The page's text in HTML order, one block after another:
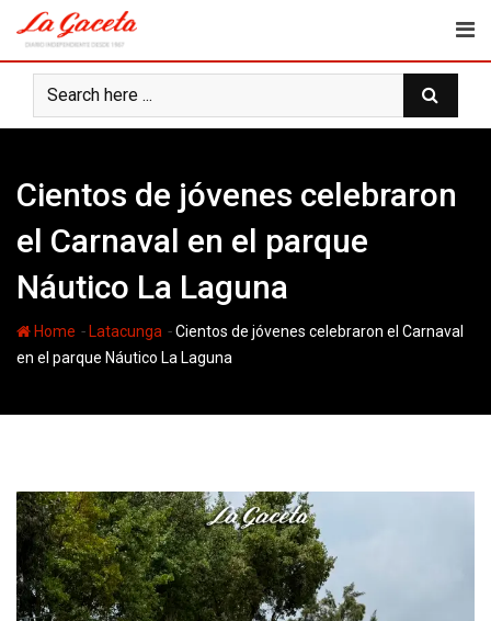
content
Cientos de jóvenes celebraron
el Carnaval en el parque
Náutico La Laguna
Home - Latacunga -Cientos de jóvenes celebraron el Carnaval
en el parque Náutico La Laguna